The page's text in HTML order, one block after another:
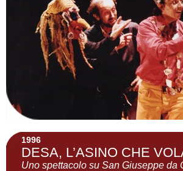
1996
DESA, L’ASINO CHE
Uno spettacolo su San Giuseppe da